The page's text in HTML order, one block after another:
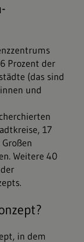
Prozent der
(das sind
und
17
Weitere 40
in dem